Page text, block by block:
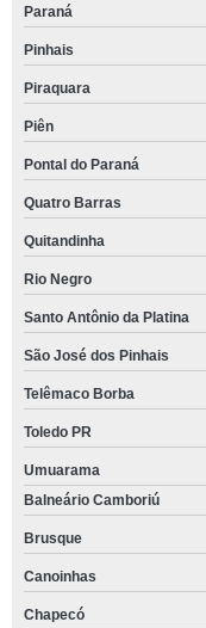
Paraná
Pinhais
Piraquara
Piên
Pontal do Paraná
Quatro Barras
Quitandinha
Rio Negro
Santo Antônio da Platina
São José dos Pinhais
Telêmaco Borba
Toledo PR
Umuarama
Balneário Camboriú
Brusque
Canoinhas
Chapecó